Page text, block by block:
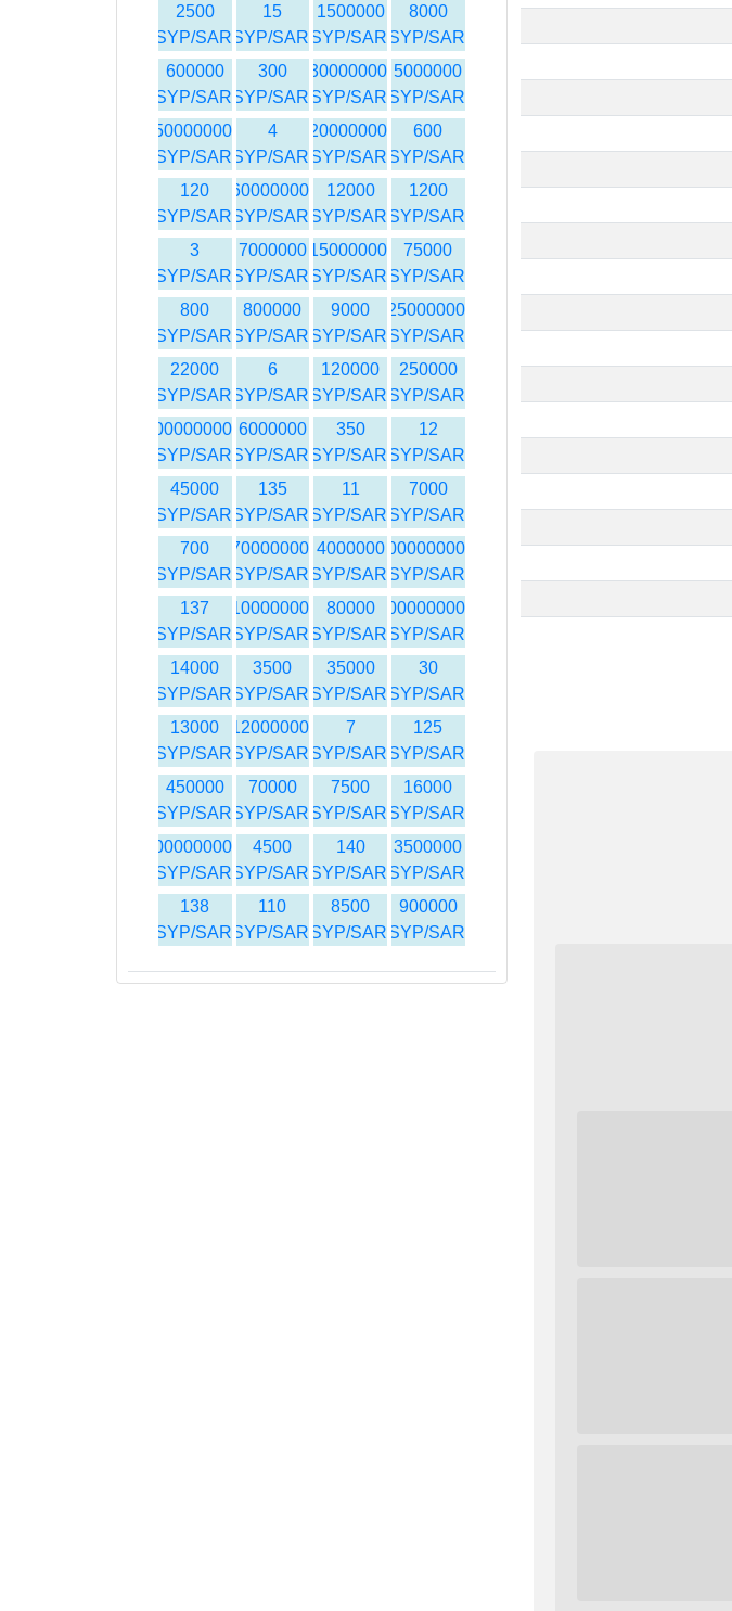
8000
SYP/SAR
1500000
SYP/SAR
15
SYP/SAR
2500
SYP/SAR
5000000
SYP/SAR
30000000
SYP/SAR
300
SYP/SAR
600000
SYP/SAR
600
SYP/SAR
20000000
SYP/SAR
4
SYP/SAR
50000000
SYP/SAR
1200
SYP/SAR
12000
SYP/SAR
60000000
SYP/SAR
120
SYP/SAR
75000
SYP/SAR
15000000
SYP/SAR
7000000
SYP/SAR
3
SYP/SAR
25000000
SYP/SAR
9000
SYP/SAR
800000
SYP/SAR
800
SYP/SAR
250000
SYP/SAR
120000
SYP/SAR
6
SYP/SAR
22000
SYP/SAR
12
SYP/SAR
350
SYP/SAR
6000000
SYP/SAR
100000000
SYP/SAR
7000
SYP/SAR
11
SYP/SAR
135
SYP/SAR
45000
SYP/SAR
100000000
SYP/SAR
4000000
SYP/SAR
70000000
SYP/SAR
700
SYP/SAR
200000000
SYP/SAR
80000
SYP/SAR
10000000
SYP/SAR
137
SYP/SAR
30
SYP/SAR
35000
SYP/SAR
3500
SYP/SAR
14000
SYP/SAR
125
SYP/SAR
7
SYP/SAR
12000000
SYP/SAR
13000
SYP/SAR
16000
SYP/SAR
7500
SYP/SAR
70000
SYP/SAR
450000
SYP/SAR
3500000
SYP/SAR
140
SYP/SAR
4500
SYP/SAR
500000000
SYP/SAR
900000
SYP/SAR
8500
SYP/SAR
110
SYP/SAR
138
SYP/SAR